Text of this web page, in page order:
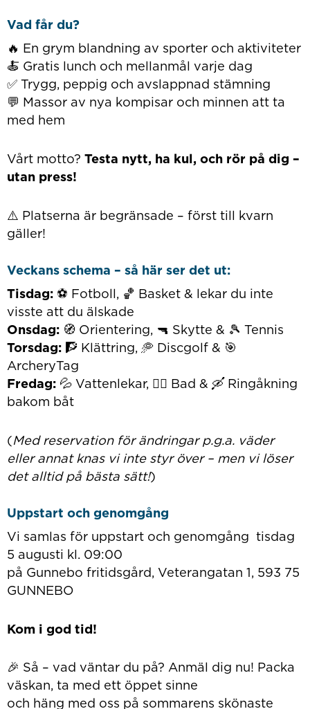
Vad får du?
🔥 En grym blandning av sporter och aktiviteter
🍝 Gratis lunch och mellanmål varje dag
✅ Trygg, peppig och avslappnad stämning
💬 Massor av nya kompisar och minnen att ta
med hem
Vårt motto? Testa nytt, ha kul, och rör på dig –
utan press!
⚠️ Platserna är begränsade – först till kvarn
gäller!
Veckans schema – så här ser det ut:
Tisdag:⚽️ Fotboll, 🏀 Basket & lekar du inte
visste att du älskade
Onsdag:🧭 Orientering, 🔫 Skytte & 🎾 Tennis
Torsdag:🧗 Klättring, 🥏 Discgolf & 🎯
ArcheryTag
Fredag:💦 Vattenlekar, 🏊‍♀️ Bad & 🛶 Ringåkning
bakom båt
(Med reservation för ändringar p.g.a. väder
eller annat knas vi inte styr över – men vi löser
det alltid på bästa sätt!)
Uppstart och genomgång
Vi samlas för uppstart och genomgång tisdag
5 augusti kl. 09:00
på Gunnebo fritidsgård, Veterangatan 1, 593 75
GUNNEBO
Kom i god tid!
🎉 Så – vad väntar du på? Anmäl dig nu! Packa
väskan, ta med ett öppet sinne
och häng med oss på sommarens skönaste